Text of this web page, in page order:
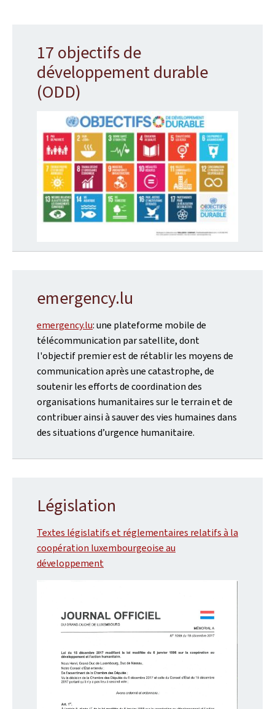
17 objectifs de
développement durable
(ODD)
emergency.lu
emergency.lu: une plateforme mobile de
télécommunication par satellite, dont
l'objectif premier est de rétablir les moyens de
communication après une catastrophe, de
soutenir les efforts de coordination des
organisations humanitaires sur le terrain et de
contribuer ainsi à sauver des vies humaines dans
des situations d’urgence humanitaire.
Législation
Textes législatifs et réglementaires relatifs à la
coopération luxembourgeoise au
développement